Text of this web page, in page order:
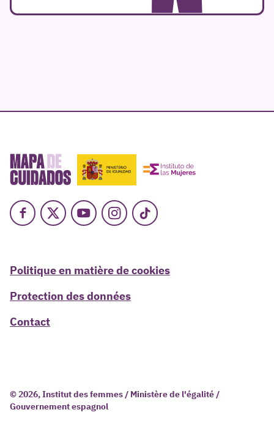
Facebook
X YoutubeInstagram
TikTok
Politique en matière de cookies
Protection des données
Contact
© 2026, Institut des femmes / Ministère de l'égalité /
Gouvernement espagnol